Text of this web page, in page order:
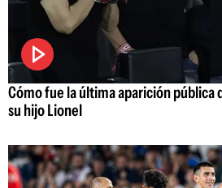
Cómo fue la última aparición pública
su hijo Lionel